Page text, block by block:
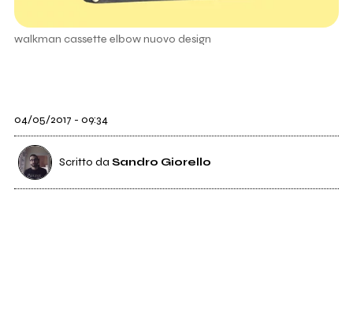
walkman cassette elbow nuovo design
04/05/2017 - 09:34
Scritto da Sandro Giorello